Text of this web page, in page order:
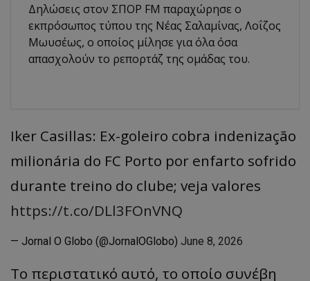
Δηλώσεις στον ΣΠΟΡ FM παραχώρησε ο
εκπρόσωπος τύπου της Νέας Σαλαμίνας, Λοΐζος
Μωυσέως, ο οποίος μίλησε για όλα όσα
απασχολούν το ρεπορτάζ της ομάδας του.
Iker Casillas: Ex-goleiro cobra indenização
milionária do FC Porto por enfarto sofrido
durante treino do clube; veja valores
https://t.co/DLl3FOnVNQ
— Jornal O Globo (@JornalOGlobo) June 8, 2026
Το περιστατικό αυτό, το οποίο συνέβη